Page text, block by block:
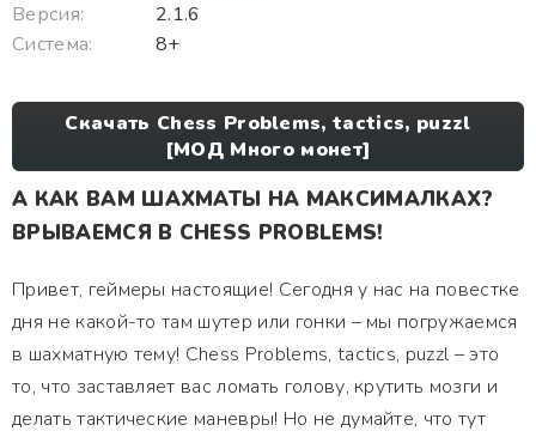
Версия:
2.1.6
Система:
8+
Скачать Chess Problems, tactics, puzzl
[МОД Много монет]
А КАК ВАМ ШАХМАТЫ НА МАКСИМАЛКАХ?
ВРЫВАЕМСЯ В CHESS PROBLEMS!
Привет, геймеры настоящие! Сегодня у нас на повестке
дня не какой-то там шутер или гонки – мы погружаемся
в шахматную тему! Chess Problems, tactics, puzzl – это
то, что заставляет вас ломать голову, крутить мозги и
делать тактические маневры! Но не думайте, что тут